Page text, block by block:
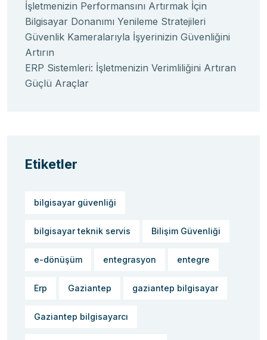
İşletmenizin Performansını Artırmak İçin
Bilgisayar Donanımı Yenileme Stratejileri
Güvenlik Kameralarıyla İşyerinizin Güvenliğini
Artırın
ERP Sistemleri: İşletmenizin Verimliliğini Artıran
Güçlü Araçlar
Etiketler
bilgisayar güvenliği
bilgisayar teknik servis Bilişim Güvenliği
e-dönüşüm entegrasyon entegre
Erp Gaziantep gaziantep bilgisayar
Gaziantep bilgisayarcı